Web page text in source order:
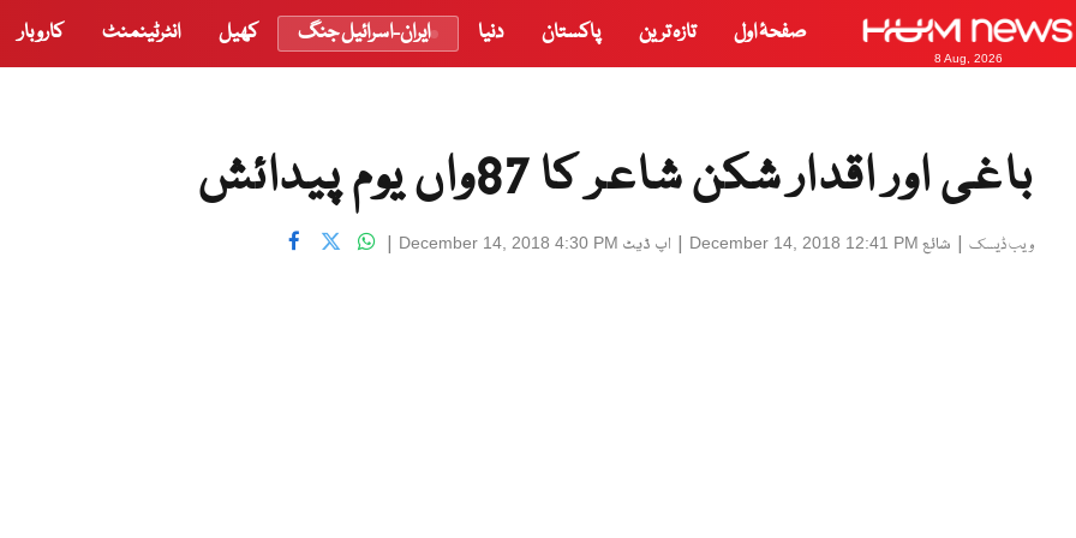
8 Aug, 2026
صفحۂ اول تازہ ترین پاکستان دنیا ایران-اسرائیل جنگ کھیل انٹرٹینمنٹ کاروبار
باغی اور اقدار شکن شاعر کا 87واں یوم پیدائش
ویب ڈیسک | شائع December 14, 2018 12:41 PM
| اپ ڈیٹ December 14, 2018 4:30 PM
|